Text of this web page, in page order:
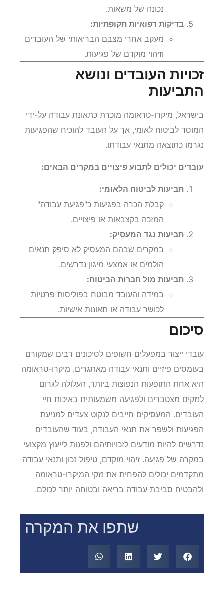
נכונה של משאות.
בדיקות רפואיות תקופתיות:
מעקב אחרי מצבם הבריאותי של העובדים
וזיהוי מוקדם של פגיעות.
זכויות העובדים ונושא
התביעות
בישראל, מיקרו-טראומה מוכרת כתאונת עבודה על-ידי
המוסד לביטוח לאומי, אך על העובד להוכיח שהפגיעות
נגרמו כתוצאה מתנאי עבודתו.
עובדים יכולים לתבוע פיצויים במקרים הבאים:
תביעות לביטוח הלאומי:
קבלת הכרה בפגיעות כ"פגיעת עבודה"
המזכה בקצבאות או פיצויים.
תביעות נגד המעסיק:
במקרים שבהם המעסיק לא סיפק תנאים
הולמים או אמצעי מיגון נדרשים.
תביעות מול חברות הביטוח:
במידה והעובד מבוטח בפוליסות פרטיות
לכושר עבודה או תאונות אישיות.
סיכום
עובדי ייצור במפעלים חשופים לסיכונים רבים שמקורם
בעומסים פיזיים ותנאי עבודה מאתגרים. מיקרו-טראומה
היא אחת התופעות הנפוצות ביותר, העלולה לגרום
לנזקים מצטברים ולפגיעה משמעותית באיכות חיי
העובדים. המעסיקים חייבים לנקוט צעדים למניעת
הפגיעות ולשפר את תנאי העבודה, בעוד שהעובדים
נדרשים להיות מודעים לזכויותיהם ולפנות לייעוץ מקצועי
במקרה של פגיעה. זיהוי מוקדם, טיפול נכון ותנאי עבודה
מתקדמים יכולים להפחית את נזקי המיקרו-טראומה
ולהבטיח סביבת עבודה בריאה ובטוחה יותר לכולם.
שתפו את המקרה